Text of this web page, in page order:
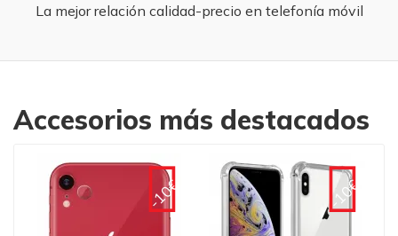
La mejor relación calidad-precio en telefonía móvil
Accesorios más destacados
-10€ -10€